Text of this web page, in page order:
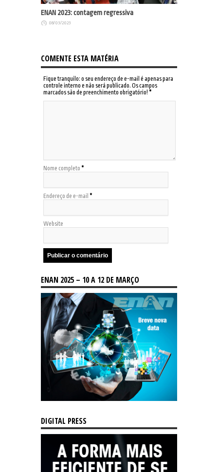
ENAN 2023: contagem regressiva
08/03/2023
COMENTE ESTA MATÉRIA
Fique tranquilo: o seu endereço de e-mail é apenas para
controle interno e não será publicado. Os campos
marcados são de preenchimento obrigatório! *
Nome completo *
Endereço de e-mail *
Website
ENAN 2025 – 10 A 12 DE MARÇO
DIGITAL PRESS